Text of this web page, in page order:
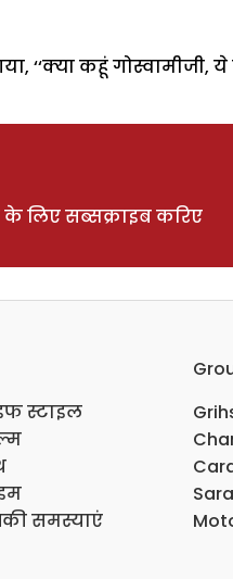
‘‘क्या कहूं गोस्वामीजी,
के लिए सब्सक्राइब करिए
स्टाइल
समस्याएं